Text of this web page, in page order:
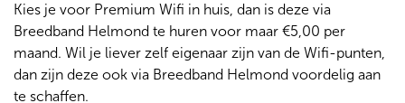
Kies je voor Premium Wifi in huis, dan is deze via
Breedband Helmond te huren voor maar €5,00 per
maand. Wil je liever zelf eigenaar zijn van de Wifi-punten,
dan zijn deze ook via Breedband Helmond voordelig aan
te schaffen.